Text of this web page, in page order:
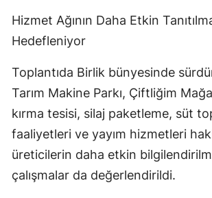
Hizmet Ağının Daha Etkin
Hedefleniyor
Toplantıda Birlik bünyesinde
Tarım Makine Parkı, Çiftliğim
kırma tesisi, silaj paketleme, süt
faaliyetleri ve yayım hizmetleri
üreticilerin daha etkin
çalışmalar da değerlendirildi.